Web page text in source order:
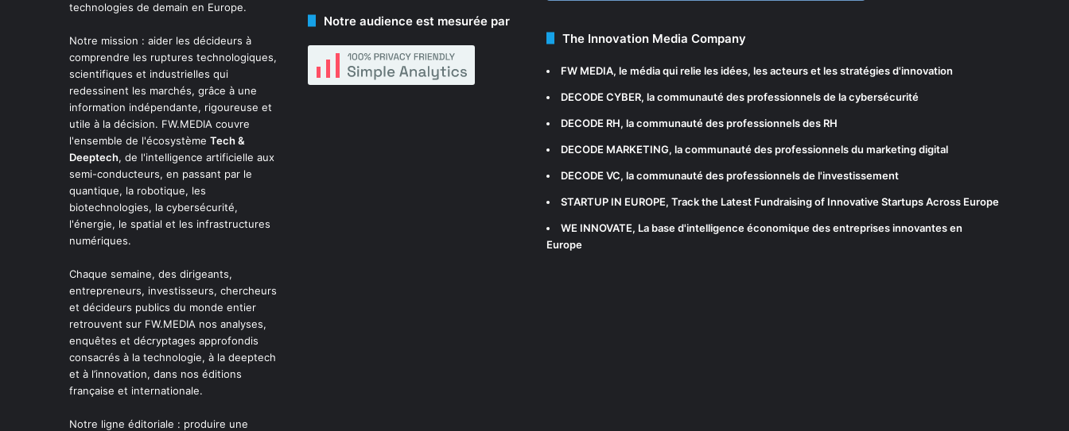
technologies de demain en Europe.
Notre mission : aider les décideurs à
comprendre les ruptures technologiques,
scientifiques et industrielles qui
redessinent les marchés, grâce à une
information indépendante, rigoureuse et
utile à la décision. FW.MEDIA couvre
l'ensemble de l'écosystème Tech &
Deeptech, de l'intelligence artificielle aux
semi-conducteurs, en passant par le
quantique, la robotique, les
biotechnologies, la cybersécurité,
l'énergie, le spatial et les infrastructures
numériques.
Chaque semaine, des dirigeants,
entrepreneurs, investisseurs, chercheurs
et décideurs publics du monde entier
retrouvent sur FW.MEDIA nos analyses,
enquêtes et décryptages approfondis
consacrés à la technologie, à la deeptech
et à l’innovation, dans nos éditions
française et internationale.
Notre ligne éditoriale : produire une
Notre audience est mesurée par
The Innovation Media Company
FW MEDIA, le média qui relie les idées, les acteurs et les stratégies d'innovation
DECODE CYBER, la communauté des professionnels de la cybersécurité
DECODE RH, la communauté des professionnels des RH
DECODE MARKETING, la communauté des professionnels du marketing digital
DECODE VC, la communauté des professionnels de l'investissement
STARTUP IN EUROPE, Track the Latest Fundraising of Innovative Startups Across Europe
WE INNOVATE, La base d'intelligence économique des entreprises innovantes en
Europe